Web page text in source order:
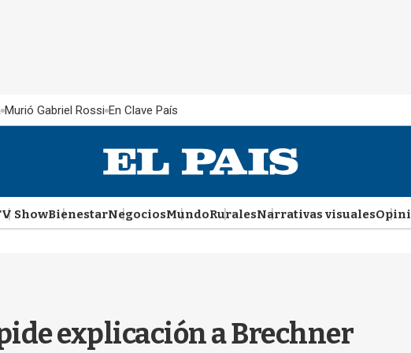
Murió Gabriel Rossi En Clave País
ShowBienestarNegociosMundoRuralesNarrativas visuales
explicación a Brechner